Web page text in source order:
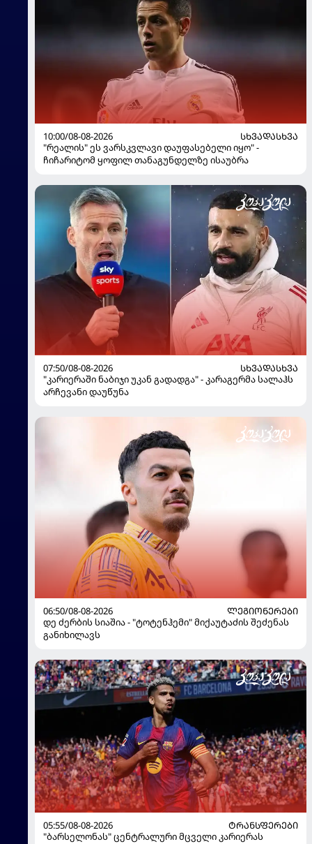
10:00/08-08-2026
ᲡᲮᲕᲐᲓᲐᲡᲮᲕᲐ
"რეალის" ეს ვარსკვლავი დაუფასებელი იყო" -
ჩიჩარიტომ ყოფილ თანაგუნდელზე ისაუბრა
07:50/08-08-2026
ᲡᲮᲕᲐᲓᲐᲡᲮᲕᲐ
"კარიერაში ნაბიჯი უკან გადადგა" - კარაგერმა სალაჰს
არჩევანი დაუწუნა
06:50/08-08-2026
ᲚᲔᲒᲘᲝᲜᲔᲠᲔᲑᲘ
დე ძერბის სიაშია - "ტოტენჰემი" მიქაუტაძის შეძენას
განიხილავს
05:55/08-08-2026
ᲢᲠᲐᲜᲡᲤᲔᲠᲔᲑᲘ
"ბარსელონას" ცენტრალური მცველი კარიერას